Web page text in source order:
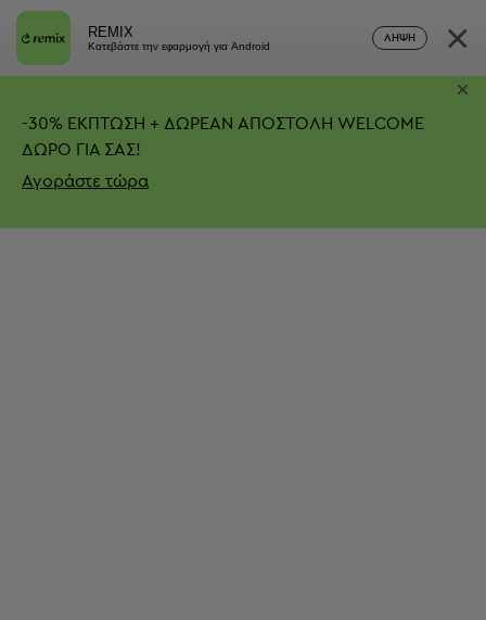
REMIX
Κατεβάστε την εφαρμογή για Android
ΛΉΨΗ ×
-30% ΕΚΠΤΩΣΗ + ΔΩΡΕΑΝ ΑΠΟΣΤΟΛΗ WELCOME
ΔΩΡΟ ΓΙΑ ΣΑΣ!
Αγοράστε τώρα
×